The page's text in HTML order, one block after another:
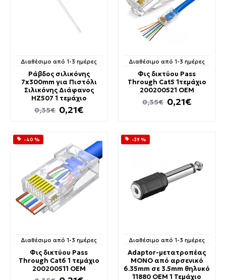
Διαθέσιμο από 1-3 ημέρες
Ράβδος σιλικόνης
7x300mm για Πιστόλι
Σιλικόνης Διάφανος
HZ507 1 τεμάχιο
0,21€
0,35€
Διαθέσιμο από 1-3 ημέρες
Φις δικτύου Pass
Through Cat5 1τεμάχιο
200200521 OEM
0,21€
0,35€
-40 %
Διαθέσιμο από 1-3 ημέρες
Φις δικτύου Pass
Through Cat6 1 τεμάχιο
200200511 OEM
-39 %
Διαθέσιμο από 1-3 ημέρες
Adaptor-μετατροπέας
MONO από αρσενικό
6.35mm σε 3.5mm θηλυκό
11880 OEM 1 Τεμάχιο